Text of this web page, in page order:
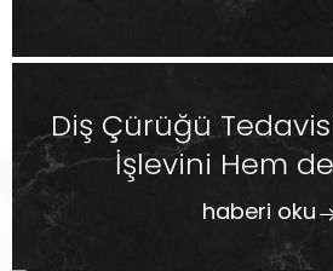
Diş Çürüğü
İşlevini Hem
haberi oku